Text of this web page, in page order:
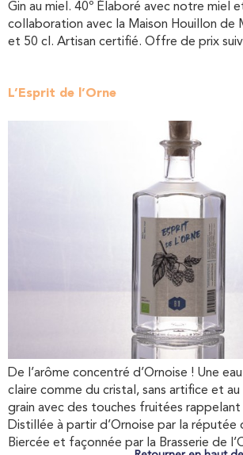
Gin au miel. 40º Élaboré avec notre miel
collaboration avec la Maison Houillon de
et 50 cl. Artisan certifié. Offre de prix
L’Esprit de l’Orne
De l’arôme concentré d’Ornoise ! Une
claire comme du cristal, sans artifice et
grain avec des touches fruitées
Distillée à partir d’Ornoise par la réputée
Biercée et façonnée par la Brasserie de